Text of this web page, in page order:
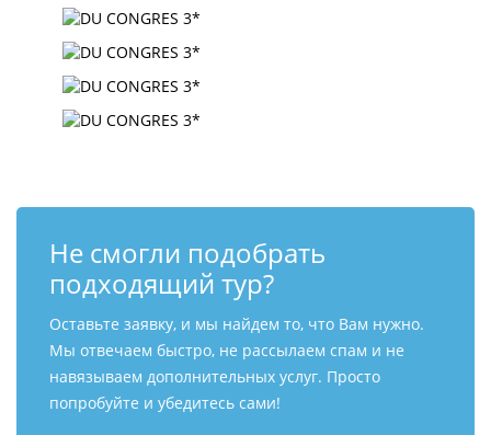
Не смогли подобрать
подходящий тур?
Оставьте заявку, и мы найдем то, что Вам нужно.
Мы отвечаем быстро, не рассылаем спам и не
навязываем дополнительных услуг. Просто
попробуйте и убедитесь сами!